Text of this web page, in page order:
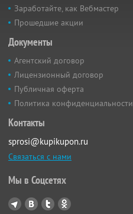
Заработайте, как Вебмастер
Прошедшие акции
Документы
Агентский договор
Лицензионный договор
Публичная оферта
Политика конфиденциальности
Контакты
sprosi@kupikupon.ru
Связаться с нами
Мы в Соцсетях